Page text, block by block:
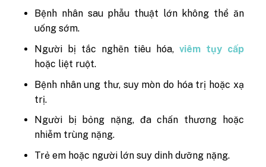
Bệnh nhân sau phẫu thuật lớn không thể ăn
uống sớm.
Người bị tắc nghẽn tiêu hóa, viêm tụy cấp
hoặc liệt ruột.
Bệnh nhân ung thư, suy mòn do hóa trị hoặc xạ
trị.
Người bị bỏng nặng, đa chấn thương hoặc
nhiễm trùng nặng.
Trẻ em hoặc người lớn suy dinh dưỡng nặng.